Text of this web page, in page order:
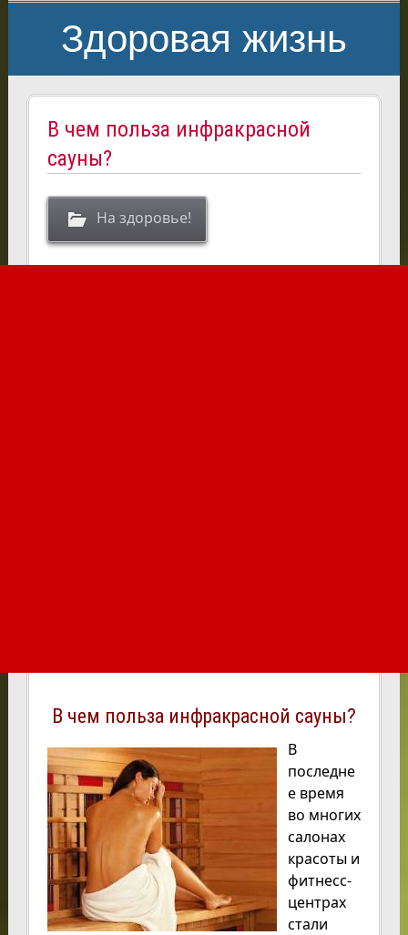
Здоровая жизнь
В чем польза инфракрасной
сауны?
На здоровье!
В чем польза инфракрасной сауны?
В
последне
е время
во многих
салонах
красоты и
фитнесс-
центрах
стали